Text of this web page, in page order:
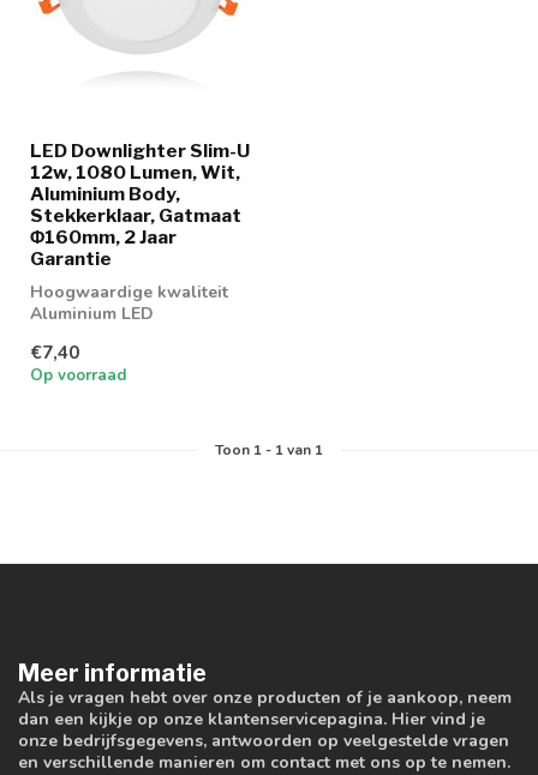
LED Downlighter Slim-U
12w, 1080 Lumen, Wit,
Aluminium Body,
Stekkerklaar, Gatmaat
Φ160mm, 2 Jaar
Garantie
Hoogwaardige kwaliteit
Aluminium LED
lichtkleuren
€7,40
Op voorraad
Toon 1- 1van 1
Meer informatie
Als je vragen hebt over onze producten of je aankoop, neem
dan een kijkje op onze klantenservicepagina. Hier vind je
onze bedrijfsgegevens, antwoorden op veelgestelde vragen
en verschillende manieren om contact met ons op te nemen.